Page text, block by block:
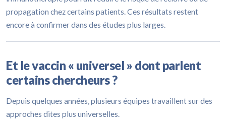
propagation chez certains patients. Ces résultats restent
encore à confirmer dans des études plus larges.
Et le vaccin « universel » dont parlent
certains chercheurs ?
Depuis quelques années, plusieurs équipes travaillent sur des
approches dites plus universelles.